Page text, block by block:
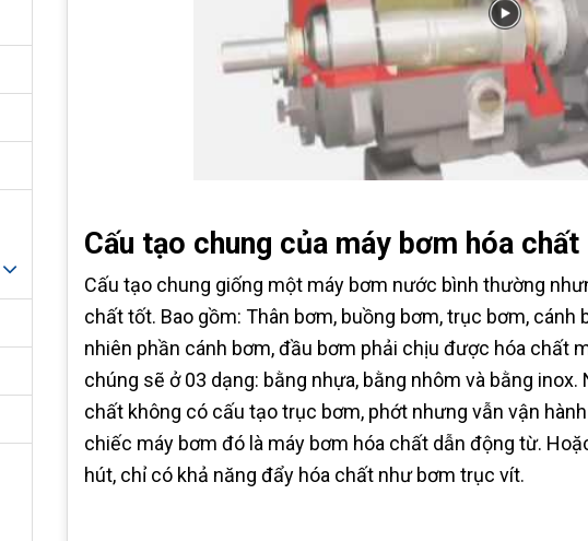
Cấu tạo chung của máy bơm hóa chất
Cấu tạo chung giống một máy bơm nước bình thường
chất tốt. Bao gồm: Thân bơm, buồng bơm, trục bơm, cánh
nhiên phần cánh bơm, đầu bơm phải chịu được hóa chất
chúng sẽ ở 03 dạng: bằng nhựa, bằng nhôm và bằng
chất không có cấu tạo trục bơm, phớt nhưng vẫn vận
chiếc máy bơm đó là máy bơm hóa chất dẫn động từ.
hút, chỉ có khả năng đẩy hóa chất như bơm trục vít.